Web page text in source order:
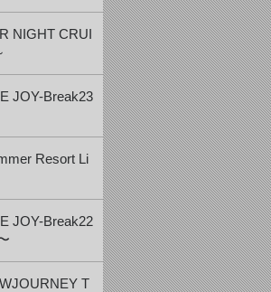
NIGHT CRUI
JOY-Break23
Resort Li
JOY-Break22
T